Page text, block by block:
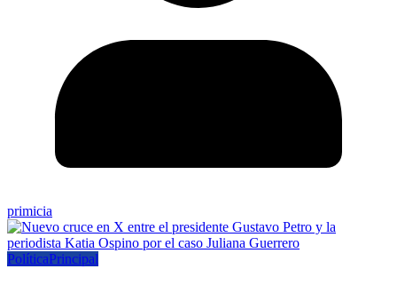
primicia
PolíticaPrincipal